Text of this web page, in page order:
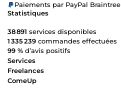
Paiements par PayPal Braintree
Statistiques
38 891 services disponibles
1 335 239 commandes effectuées
99 % d’avis positifs
Services
Freelances
ComeUp